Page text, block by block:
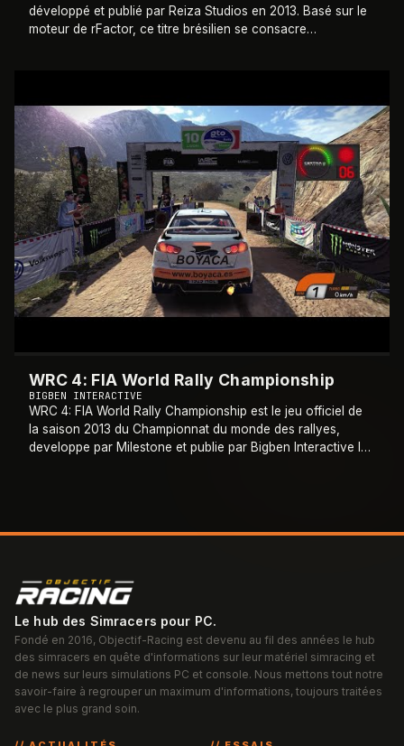
développé et publié par Reiza Studios en 2013. Basé sur le
moteur de rFactor, ce titre brésilien se consacre
WRC 4: FIA World Rally Championship
BIGBEN INTERACTIVE
WRC 4: FIA World Rally Championship est le jeu officiel de
la saison 2013 du Championnat du monde des rallyes,
developpe par Milestone et publie par Bigben Interactive le
Le hub des Simracers pour PC.
Fondé en 2016, Objectif-Racing est devenu au fil des années le hub
des simracers en quête d'informations sur leur matériel simracing et
de news sur leurs simulations PC et console. Nous mettons tout notre
savoir-faire à regrouper un maximum d'informations, toujours traitées
avec le plus grand soin.